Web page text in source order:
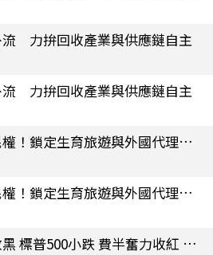
流 力拚回收產業與供應鏈自主
流 力拚回收產業與供應鏈自主
川普二度挑戰出生公民權！鎖定生育旅遊與外國代理人子女
川普二度挑戰出生公民權！鎖定生育旅遊與外國代理人子女
美股收盤／三大指數收黑 標普500小跌 費半奮力收紅 觀望美伊局勢